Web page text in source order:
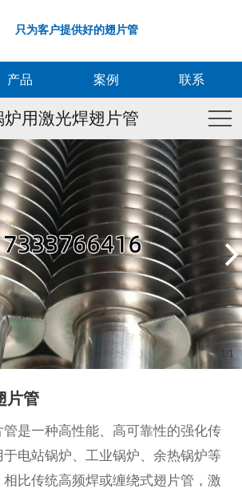
只为客户提供好的翅片管
产品 案例 联系
炉用激光焊翅片管
/1
片管
是一种高性能、高可靠性的强化传
电站锅炉、工业锅炉、余热锅炉等
比传统高频焊或缠绕式翅片管，激